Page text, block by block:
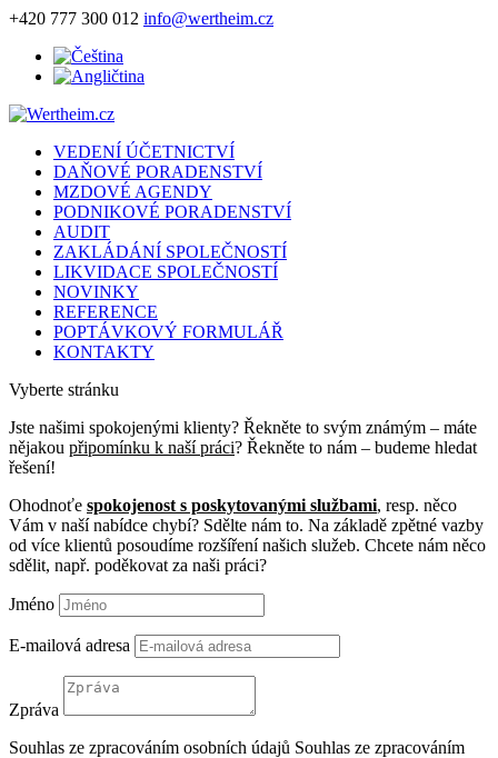
+420 777 300 012 info@wertheim.cz
VEDENÍ ÚČETNICTVÍ
DAŇOVÉ PORADENSTVÍ
MZDOVÉ AGENDY
PODNIKOVÉ PORADENSTVÍ
AUDIT
ZAKLÁDÁNÍ SPOLEČNOSTÍ
LIKVIDACE SPOLEČNOSTÍ
NOVINKY
REFERENCE
POPTÁVKOVÝ FORMULÁŘ
KONTAKTY
Vyberte stránku
Jste našimi spokojenými klienty? Řekněte to svým známým – máte
nějakou připomínku k naší práci? Řekněte to nám – budeme hledat
řešení!
Ohodnoťe spokojenost s poskytovanými službami, resp. něco
Vám v naší nabídce chybí? Sdělte nám to. Na základě zpětné vazby
od více klientů posoudíme rozšíření našich služeb. Chcete nám něco
sdělit, např. poděkovat za naši práci?
Jméno
E-mailová adresa
Zpráva
Souhlas ze zpracováním osobních údajů Souhlas ze zpracováním